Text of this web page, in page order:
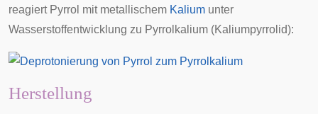
reagiert Pyrrol mit metallischem Kalium unter
Wasserstoffentwicklung zu Pyrrolkalium (Kaliumpyrrolid):
Herstellung